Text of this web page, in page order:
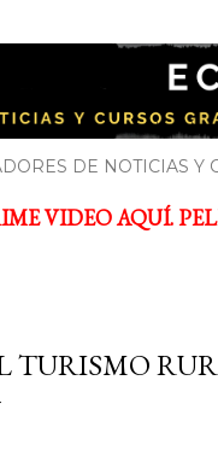
economía y el mundo de la
DE NOTICIAS Y
VIDEO AQUÍ.
TURISMO